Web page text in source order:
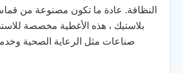
النظافة. عادة ما تكون مصنوعة من
بلاستيك ، هذه الأغطية مخصصة
صناعات مثل الرعاية الصحية